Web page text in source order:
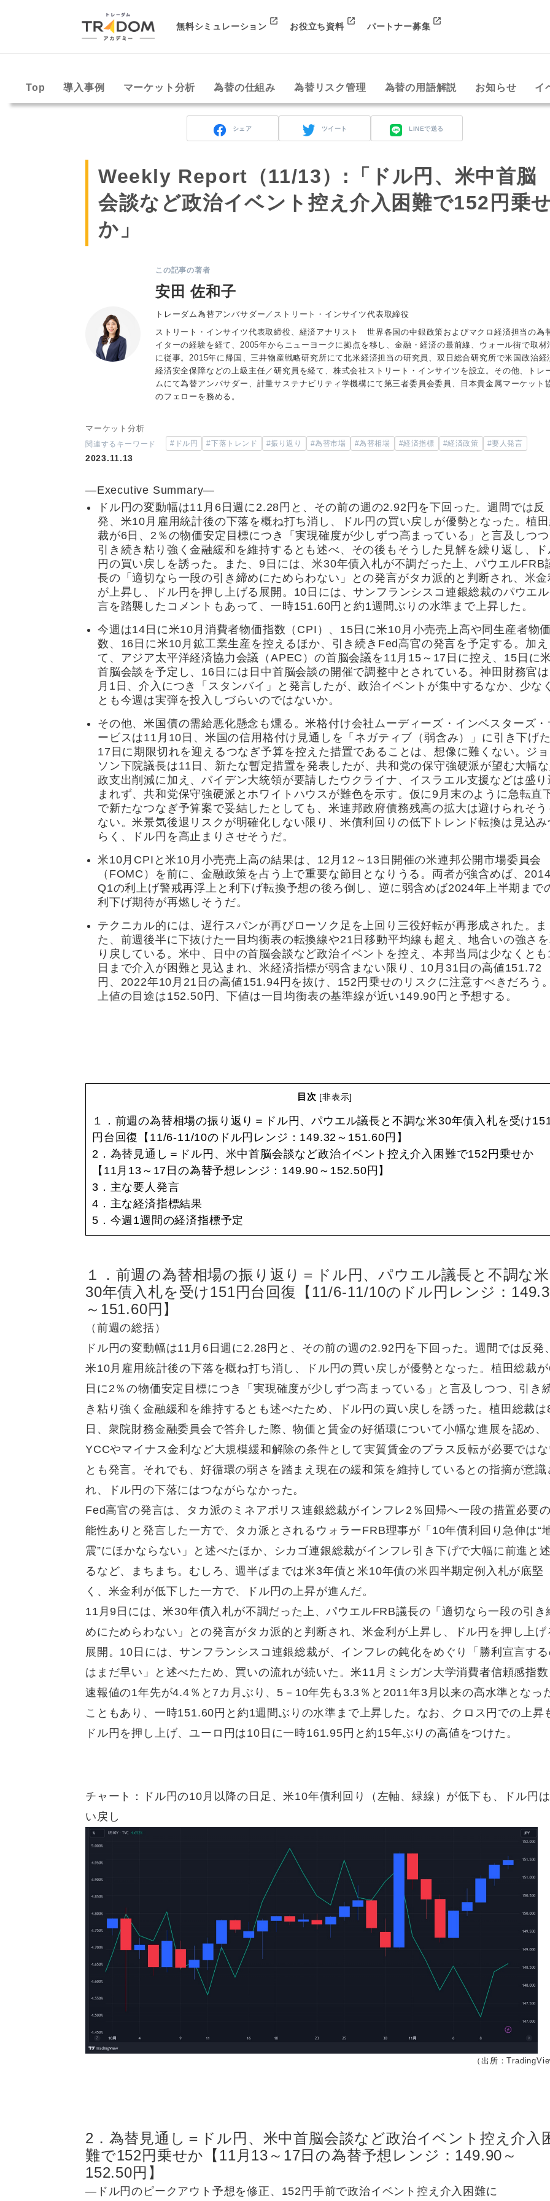
無料シミュレーション お役立ち資料 パートナー募集
Top 導入事例 マーケット分析 為替の仕組み 為替リスク管理 為替の用語解説 お知らせ イ
シェア ツイート LINEで送る
Weekly Report（11/13）:「ドル円、米中首脳
会談など政治イベント控え介入困難で152円乗せ
か」
この記事の著者
安田 佐和子
トレーダム為替アンバサダー／ストリート・インサイツ代表取締役
ストリート・インサイツ代表取締役、経済アナリスト 世界各国の中銀政策およびマクロ経済担当の為
イターの経験を経て、2005年からニューヨークに拠点を移し、金融・経済の最前線、ウォール街で取材
に従事。2015年に帰国、三井物産戦略研究所にて北米経済担当の研究員、双日総合研究所で米国政治経
経済安全保障などの上級主任／研究員を経て、株式会社ストリート・インサイツを設立。その他、トレ
ムにて為替アンバサダー、計量サステナビリティ学機構にて第三者委員会委員、日本貴金属マーケット
のフェローを務める。
マーケット分析
関連するキーワード #ドル円 #下落トレンド #振り返り #為替市場 #為替相場 #経済指標 #経済政策 #要人発言
2023.11.13
―Executive Summary―
ドル円の変動幅は11月6日週に2.28円と、その前の週の2.92円を下回った。週間では反
発、米10月雇用統計後の下落を概ね打ち消し、ドル円の買い戻しが優勢となった。植
裁が6日、2％の物価安定目標につき「実現確度が少しずつ高まっている」と言及しつつ
引き続き粘り強く金融緩和を維持するとも述べ、その後もそうした見解を繰り返し、ド
円の買い戻しを誘った。また、9日には、米30年債入札が不調だった上、パウエルFRB
長の「適切なら一段の引き締めにためらわない」との発言がタカ派的と判断され、米金
が上昇し、ドル円を押し上げる展開。10日には、サンフランシスコ連銀総裁のパウエ
言を踏襲したコメントもあって、一時151.60円と約1週間ぶりの水準まで上昇した。
今週は14日に米10月消費者物価指数（CPI）、15日に米10月小売売上高や同生産者物
数、16日に米10月鉱工業生産を控えるほか、引き続きFed高官の発言を予定する。加え
て、アジア太平洋経済協力会議（APEC）の首脳会議を11月15～17日に控え、15日に
首脳会談を予定し、16日には日中首脳会談の開催で調整中とされている。神田財務官
月1日、介入につき「スタンバイ」と発言したが、政治イベントが集中するなか、少なく
とも今週は実弾を投入しづらいのではないか。
その他、米国債の需給悪化懸念も燻る。米格付け会社ムーディーズ・インベスターズ・
ービスは11月10日、米国の信用格付け見通しを「ネガティブ（弱含み）」に引き下げた
17日に期限切れを迎えるつなぎ予算を控えた措置であることは、想像に難くない。ジ
ソン下院議長は11日、新たな暫定措置を発表したが、共和党の保守強硬派が望む大幅
政支出削減に加え、バイデン大統領が要請したウクライナ、イスラエル支援などは盛り
まれず、共和党保守強硬派とホワイトハウスが難色を示す。仮に9月末のように急転直
で新たなつなぎ予算案で妥結したとしても、米連邦政府債務残高の拡大は避けられそう
ない。米景気後退リスクが明確化しない限り、米債利回りの低下トレンド転換は見込み
らく、ドル円を高止まりさせそうだ。
米10月CPIと米10月小売売上高の結果は、12月12～13日開催の米連邦公開市場委員会
（FOMC）を前に、金融政策を占う上で重要な節目となりうる。両者が強含めば、
Q1の利上げ警戒再浮上と利下げ転換予想の後ろ倒し、逆に弱含めば2024年上半期まで
利下げ期待が再燃しそうだ。
テクニカル的には、遅行スパンが再びローソク足を上回り三役好転が再形成された。ま
た、前週後半に下抜けた一目均衡表の転換線や21日移動平均線も超え、地合いの強さを
り戻している。米中、日中の首脳会談など政治イベントを控え、本邦当局は少なくとも
日まで介入が困難と見込まれ、米経済指標が弱含まない限り、10月31日の高値151.72
円、2022年10月21日の高値151.94円を抜け、152円乗せのリスクに注意すべきだろう。
上値の目途は152.50円、下値は一目均衡表の基準線が近い149.90円と予想する。
目次 [非表示]
１．前週の為替相場の振り返り＝ドル円、パウエル議長と不調な米30年債入札を受け
円台回復【11/6-11/10のドル円レンジ：149.32～151.60円】
2．為替見通し＝ドル円、米中首脳会談など政治イベント控え介入困難で152円乗せか
【11月13～17日の為替予想レンジ：149.90～152.50円】
3．主な要人発言
4．主な経済指標結果
5．今週1週間の経済指標予定
１．前週の為替相場の振り返り＝ドル円、パウエル議長と不調な米
30年債入札を受け151円台回復【11/6-11/10のドル円レンジ：
～151.60円】
（前週の総括）
ドル円の変動幅は11月6日週に2.28円と、その前の週の2.92円を下回った。週間では反発、
米10月雇用統計後の下落を概ね打ち消し、ドル円の買い戻しが優勢となった。植田総裁
日に2％の物価安定目標につき「実現確度が少しずつ高まっている」と言及しつつ、引き
き粘り強く金融緩和を維持するとも述べたため、ドル円の買い戻しを誘った。植田総裁は
日、衆院財務金融委員会で答弁した際、物価と賃金の好循環について小幅な進展を認め、
YCCやマイナス金利など大規模緩和解除の条件として実質賃金のプラス反転が必要ではな
とも発言。それでも、好循環の弱さを踏まえ現在の緩和策を維持しているとの指摘が意識
れ、ドル円の下落にはつながらなかった。
Fed高官の発言は、タカ派のミネアポリス連銀総裁がインフレ2％回帰へ一段の措置必要
能性ありと発言した一方で、タカ派とされるウォラーFRB理事が「10年債利回り急伸は“
震”にほかならない」と述べたほか、シカゴ連銀総裁がインフレ引き下げで大幅に前進と
るなど、まちまち。むしろ、週半ばまでは米3年債と米10年債の米四半期定例入札が底堅
く、米金利が低下した一方で、ドル円の上昇が進んだ。
11月9日には、米30年債入札が不調だった上、パウエルFRB議長の「適切なら一段の引き
めにためらわない」との発言がタカ派的と判断され、米金利が上昇し、ドル円を押し上げ
展開。10日には、サンフランシスコ連銀総裁が、インフレの鈍化をめぐり「勝利宣言す
はまだ早い」と述べたため、買いの流れが続いた。米11月ミシガン大学消費者信頼感指数
速報値の1年先が4.4％と7カ月ぶり、5－10年先も3.3％と2011年3月以来の高水準となっ
こともあり、一時151.60円と約1週間ぶりの水準まで上昇した。なお、クロス円での上昇
ドル円を押し上げ、ユーロ円は10日に一時161.95円と約15年ぶりの高値をつけた。
チャート：ドル円の10月以降の日足、米10年債利回り（左軸、緑線）が低下も、ドル円
い戻し
（出所：
2．為替見通し＝ドル円、米中首脳会談など政治イベント控え介入
難で152円乗せか【11月13～17日の為替予想レンジ：149.90～
152.50円】
―ドル円のピークアウト予想を修正、152円手前で政治イベント控え介入困難に